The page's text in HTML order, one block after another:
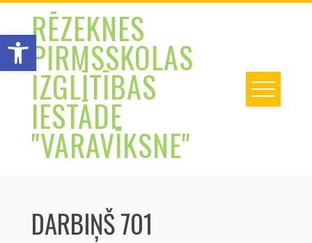
Open toolbar
Skip
contentRĒZEKNES
PIRMSSKOLAS
IZGLĪTĪBAS
IESTĀDE
"VARAVĪKSNE"
DARBIŅŠ 701